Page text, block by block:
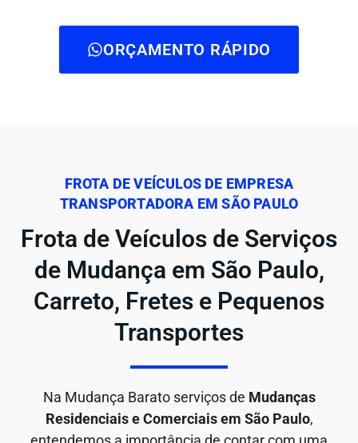
ORÇAMENTO RÁPIDO
FROTA DE VEÍCULOS DE EMPRESA
TRANSPORTADORA EM SÃO PAULO
Frota de Veículos de Serviços
de Mudança em São Paulo,
Carreto, Fretes e Pequenos
Transportes
Na Mudança Barato serviços de Mudanças
Residenciais e Comerciais em São Paulo,